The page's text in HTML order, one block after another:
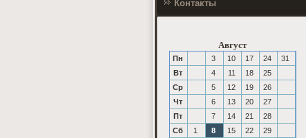
Контакты
Август
Пн 3 10 17 24
31
Вт
4 11 18
25
Ср
5 12 19
26
Чт
6 13 20
27
Пт
7 14 21
28
Сб
1 8 15 22
29